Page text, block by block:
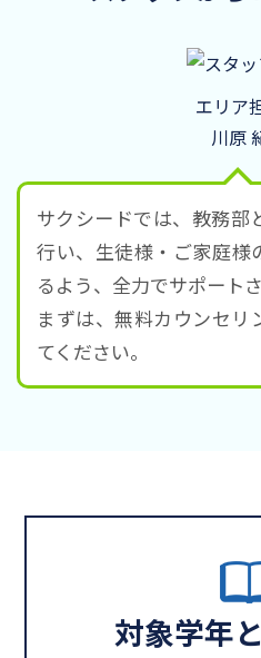
エリア
川原
サクシードでは、教務部
行い、生徒様・ご家庭様
るよう、全力でサポート
まずは、無料カウンセリ
てください。
対象学年